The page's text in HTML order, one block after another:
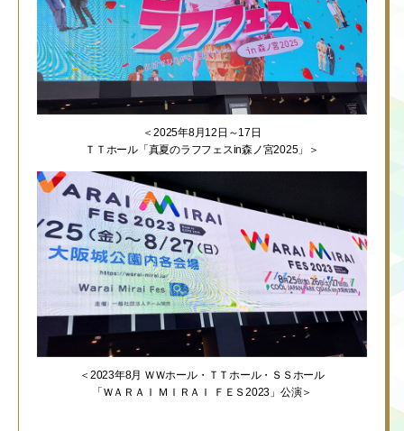
＜2025年8月12日～17日
ＴＴホール「真夏のラフフェスin森ノ宮2025」＞
＜2023年8月 ＷＷホール・ＴＴホール・ＳＳホール
「ＷＡＲＡＩ ＭＩＲＡＩ ＦＥＳ2023」公演＞